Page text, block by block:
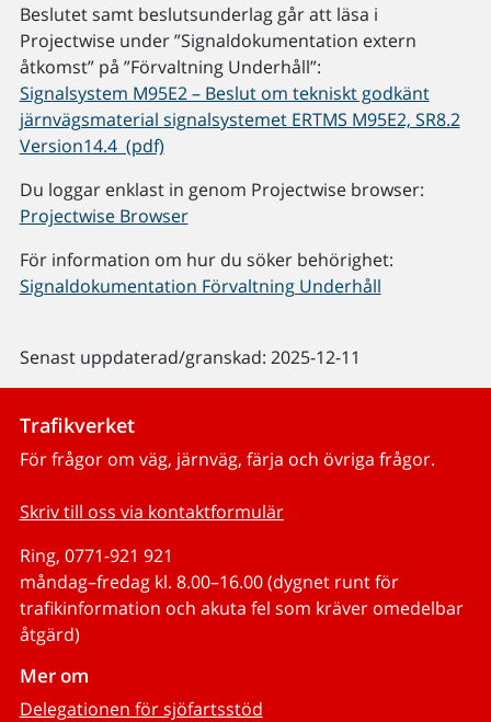
Beslutet samt beslutsunderlag går att läsa i
Projectwise under ”Signaldokumentation extern
åtkomst” på ”Förvaltning Underhåll”:
Signalsystem M95E2 – Beslut om tekniskt godkänt
järnvägsmaterial signalsystemet ERTMS M95E2, SR8.2
Version14.4 (pdf)
Du loggar enklast in genom Projectwise browser:
Projectwise Browser
För information om hur du söker behörighet:
Signaldokumentation Förvaltning Underhåll
Senast uppdaterad/granskad: 2025-12-11
Trafikverket
För frågor om väg, järnväg, färja och övriga frågor.
Skriv till oss via kontaktformulär
Ring, 0771-921 921
måndag–fredag kl. 8.00–16.00 (dygnet runt för
trafikinformation och akuta fel som kräver omedelbar
åtgärd)
Mer om
Delegationen för sjöfartsstöd